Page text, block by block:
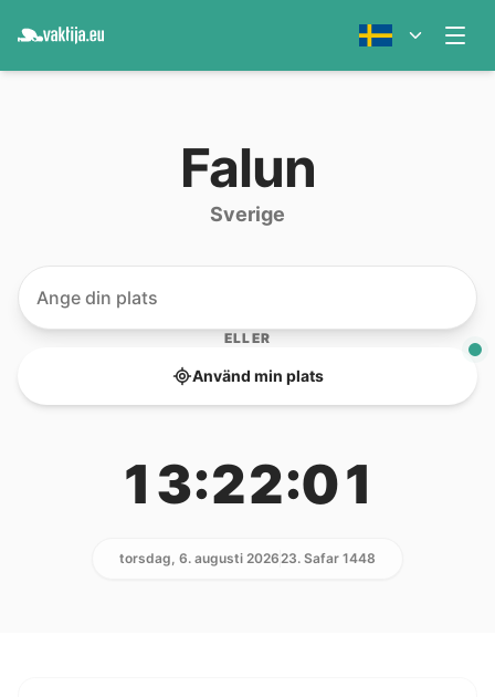
Falun
Sverige
ELLER
Använd min plats
13:22:01
torsdag, 6. augusti 202623. Safar 1448